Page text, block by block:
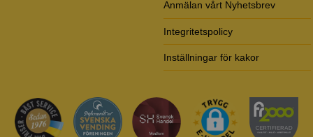
Anmälan vårt Nyhetsbrev
Integritetspolicy
Inställningar för kakor